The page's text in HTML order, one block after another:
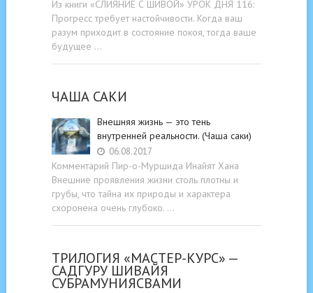
Из книги «СЛИЯНИЕ С ШИВОЙ» УРОК ДНЯ 116:
Прогресс требует настойчивости. Когда ваш
разум приходит в состояние покоя, тогда ваше
будущее …
ЧАША САКИ
Внешняя жизнь — это тень
внутренней реальности. (Чаша саки)
06.08.2017
Комментарий Пир-о-Муршида Инайят Хана
Внешние проявления жизни столь плотны и
грубы, что тайна их природы и характера
схоронена очень глубоко. …
ТРИЛОГИЯ «МАСТЕР-КУРС» —
САДГУРУ ШИВАЙЯ
СУБРАМУНИЯСВАМИ